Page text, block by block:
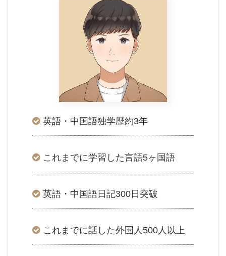
英語・中国語独学歴約3年
これまでに学習した言語5ヶ国語
英語・中国語日記300日突破
これまでに話した外国人500人以上